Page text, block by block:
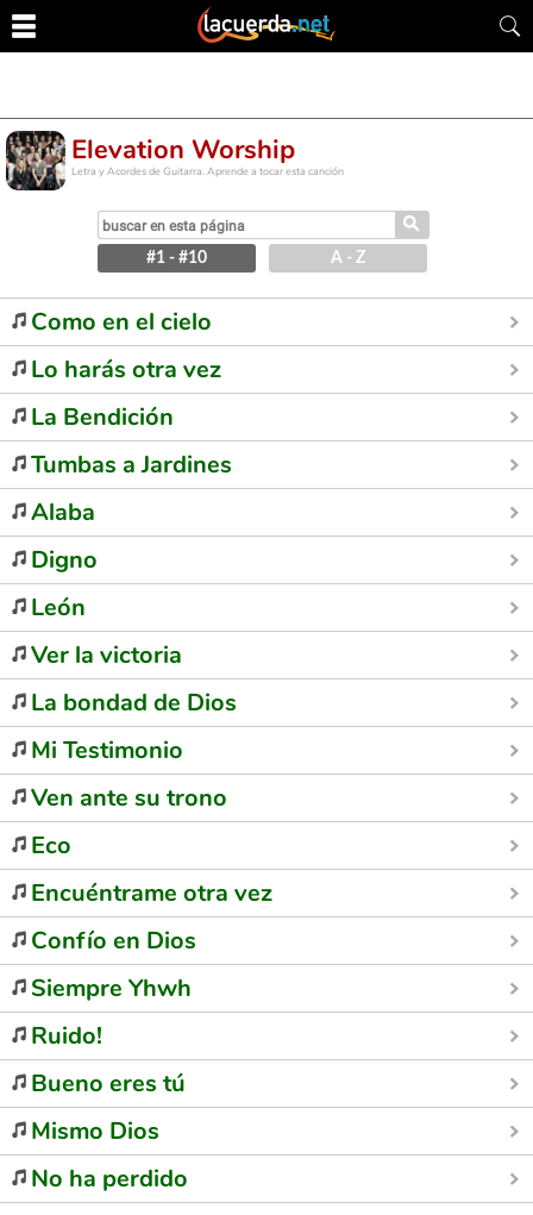
Elevation Worship
Letra y Acordes de Guitarra. Aprende a tocar esta canción
⚲
#1 - #10 A - Z
Como en el cielo
Lo harás otra vez
La Bendición
Tumbas a Jardines
Alaba
Digno
León
Ver la victoria
La bondad de Dios
Mi Testimonio
Ven ante su trono
Eco
Encuéntrame otra vez
Confío en Dios
Siempre Yhwh
Ruido!
Bueno eres tú
Mismo Dios
No ha perdido